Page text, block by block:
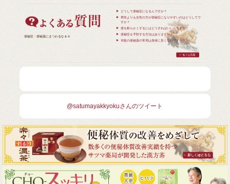
便秘症・便秘薬にまつわるQ & A
どうして便秘症になるんですか？
男性よりも女性の方が便秘症になりやすいのはどうしてで
すか？
便を軟らかくするにはどうすればいいんですか？
便秘症を予防する方法はありますか？
市販の便秘薬の常用は身体に良くないですか？
@satumayakkyokuさんのツイート